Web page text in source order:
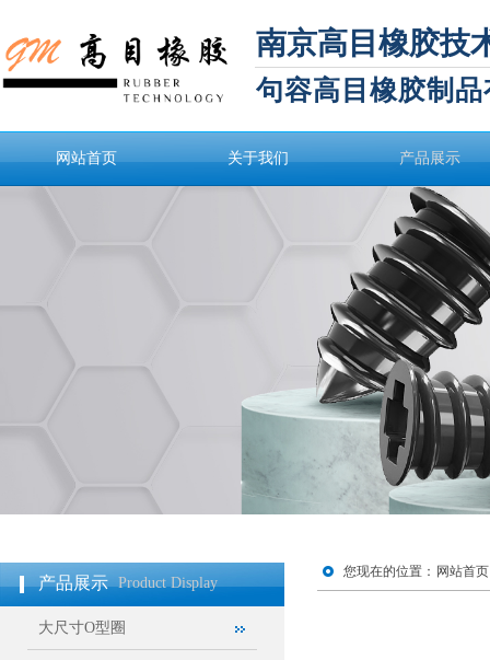
南京高目橡胶技
句容高目橡胶制
网站首页 关于我们 产品展示
网站首页
您现在的位置：
产品展示 Product Display
大尺寸O型圈